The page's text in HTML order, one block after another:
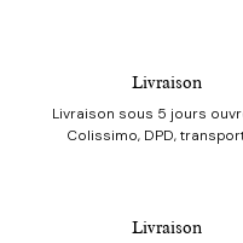
Livraison
Livraison sous 5 jours
Colissimo, DPD,
Livraison